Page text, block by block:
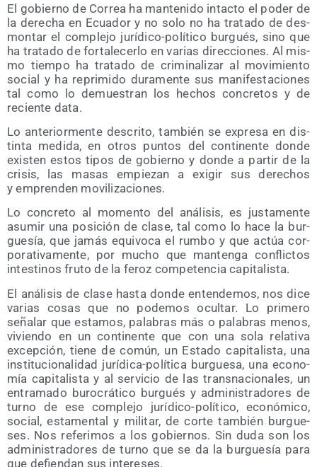
El gobierno de Correa ha man­te­ni­do intac­to el poder de
la dere­cha en Ecua­dor y no solo no ha tra­ta­do de des­
mon­tar el com­ple­jo jurí­di­co-polí­ti­co bur­gués, sino que
ha tra­ta­do de for­ta­le­cer­lo en varias direc­cio­nes. Al mis­
mo tiem­po ha tra­ta­do de cri­mi­na­li­zar al movi­mien­to
social y ha repri­mi­do dura­men­te sus mani­fes­ta­cio­nes
tal como lo demues­tran los hechos con­cre­tos y de
recien­te data.
Lo ante­rior­men­te des­cri­to, tam­bién se expre­sa en dis­
tin­ta medi­da, en otros pun­tos del con­ti­nen­te don­de
exis­ten estos tipos de gobierno y don­de a par­tir de la
cri­sis, las masas empie­zan a exi­gir sus dere­chos
y empren­den movilizaciones.
Lo con­cre­to al momen­to del aná­li­sis, es jus­ta­men­te
asu­mir una posi­ción de cla­se, tal como lo hace la bur­
gue­sía, que jamás equi­vo­ca el rum­bo y que actúa cor­
po­ra­ti­va­men­te, por mucho que man­ten­ga con­flic­tos
intes­ti­nos fru­to de la feroz com­pe­ten­cia capitalista.
El aná­li­sis de cla­se has­ta don­de enten­de­mos, nos dice
varias cosas que no pode­mos ocul­tar. Lo pri­me­ro
seña­lar que esta­mos, pala­bras más o pala­bras menos,
vivien­do en un con­ti­nen­te que con una sola rela­ti­va
excep­ción, tie­ne de común, un Esta­do capi­ta­lis­ta, una
ins­ti­tu­cio­na­li­dad jurí­di­ca-polí­ti­ca bur­gue­sa, una eco­no­
mía capi­ta­lis­ta y al ser­vi­cio de las trans­na­cio­na­les, un
entra­ma­do buro­crá­ti­co bur­gués y admi­nis­tra­do­res de
turno de ese com­ple­jo jurí­di­co-polí­ti­co, eco­nó­mi­co,
social, esta­men­tal y mili­tar, de cor­te tam­bién bur­gue­
ses. Nos refe­ri­mos a los gobier­nos. Sin duda son los
admi­nis­tra­do­res de turno que se da la bur­gue­sía para
que defien­dan sus intereses.